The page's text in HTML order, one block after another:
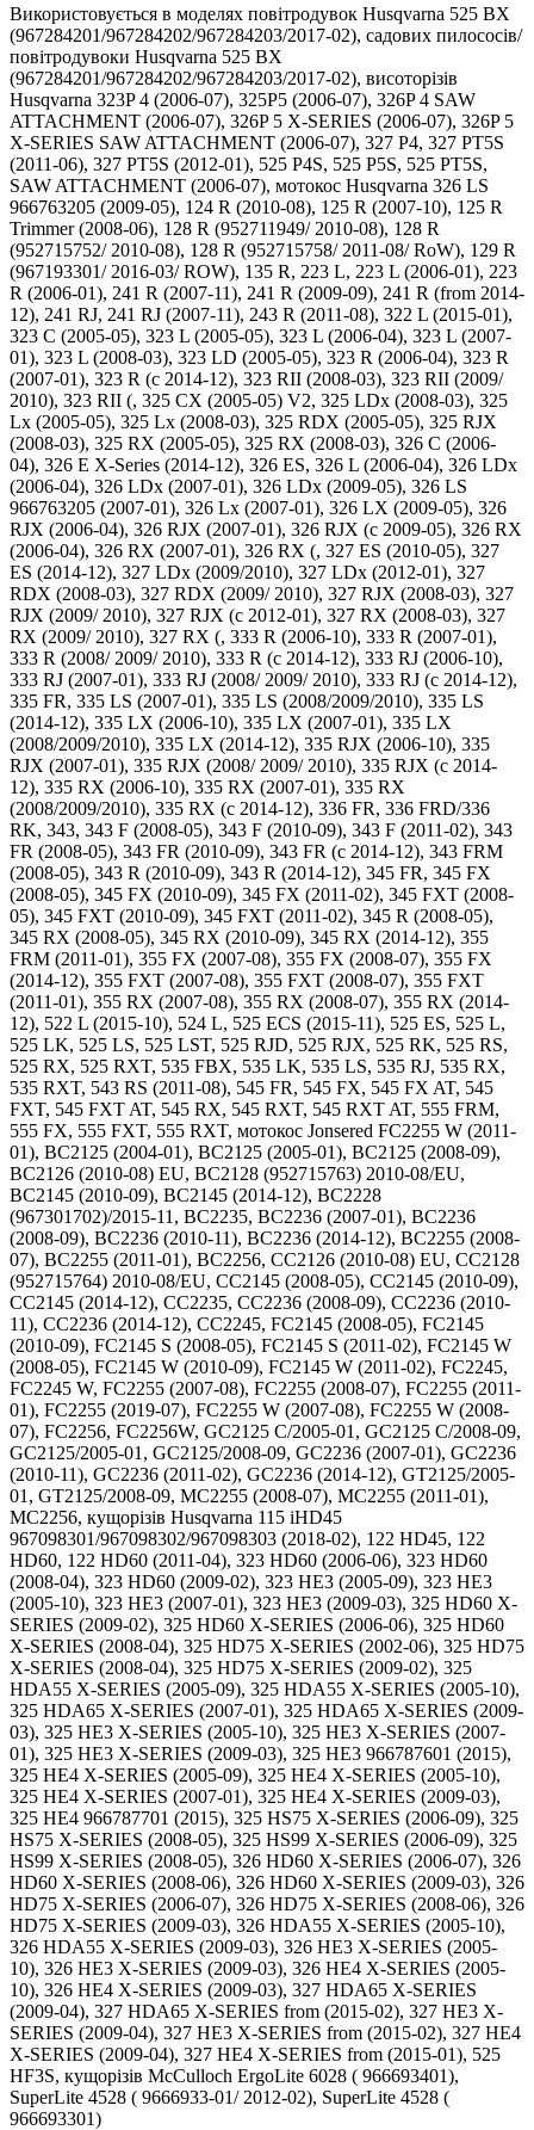
Використовується в моделях повітродувок Husqvarna 525 BX
(967284201/967284202/967284203/2017-02), садових пилососів/
повітродувоки Husqvarna 525 BX
(967284201/967284202/967284203/2017-02), висоторізів
Husqvarna 323P 4 (2006-07), 325P5 (2006-07), 326P 4 SAW
ATTACHMENT (2006-07), 326P 5 X-SERIES (2006-07), 326P 5
X-SERIES SAW ATTACHMENT (2006-07), 327 P4, 327 PT5S
(2011-06), 327 PT5S (2012-01), 525 P4S, 525 P5S, 525 PT5S,
SAW ATTACHMENT (2006-07), мотокос Husqvarna 326 LS
966763205 (2009-05), 124 R (2010-08), 125 R (2007-10), 125 R
Trimmer (2008-06), 128 R (952711949/ 2010-08), 128 R
(952715752/ 2010-08), 128 R (952715758/ 2011-08/ RoW), 129 R
(967193301/ 2016-03/ ROW), 135 R, 223 L, 223 L (2006-01), 223
R (2006-01), 241 R (2007-11), 241 R (2009-09), 241 R (from 2014-
12), 241 RJ, 241 RJ (2007-11), 243 R (2011-08), 322 L (2015-01),
323 C (2005-05), 323 L (2005-05), 323 L (2006-04), 323 L (2007-
01), 323 L (2008-03), 323 LD (2005-05), 323 R (2006-04), 323 R
(2007-01), 323 R (c 2014-12), 323 RII (2008-03), 323 RII (2009/
2010), 323 RII (, 325 CX (2005-05) V2, 325 LDx (2008-03), 325
Lx (2005-05), 325 Lx (2008-03), 325 RDX (2005-05), 325 RJX
(2008-03), 325 RX (2005-05), 325 RX (2008-03), 326 C (2006-
04), 326 E X-Series (2014-12), 326 ES, 326 L (2006-04), 326 LDx
(2006-04), 326 LDx (2007-01), 326 LDx (2009-05), 326 LS
966763205 (2007-01), 326 Lx (2007-01), 326 LX (2009-05), 326
RJX (2006-04), 326 RJX (2007-01), 326 RJX (c 2009-05), 326 RX
(2006-04), 326 RX (2007-01), 326 RX (, 327 ES (2010-05), 327
ES (2014-12), 327 LDx (2009/2010), 327 LDx (2012-01), 327
RDX (2008-03), 327 RDX (2009/ 2010), 327 RJX (2008-03), 327
RJX (2009/ 2010), 327 RJX (c 2012-01), 327 RX (2008-03), 327
RX (2009/ 2010), 327 RX (, 333 R (2006-10), 333 R (2007-01),
333 R (2008/ 2009/ 2010), 333 R (c 2014-12), 333 RJ (2006-10),
333 RJ (2007-01), 333 RJ (2008/ 2009/ 2010), 333 RJ (c 2014-12),
335 FR, 335 LS (2007-01), 335 LS (2008/2009/2010), 335 LS
(2014-12), 335 LX (2006-10), 335 LX (2007-01), 335 LX
(2008/2009/2010), 335 LX (2014-12), 335 RJX (2006-10), 335
RJX (2007-01), 335 RJX (2008/ 2009/ 2010), 335 RJX (c 2014-
12), 335 RX (2006-10), 335 RX (2007-01), 335 RX
(2008/2009/2010), 335 RX (c 2014-12), 336 FR, 336 FRD/336
RK, 343, 343 F (2008-05), 343 F (2010-09), 343 F (2011-02), 343
FR (2008-05), 343 FR (2010-09), 343 FR (c 2014-12), 343 FRM
(2008-05), 343 R (2010-09), 343 R (2014-12), 345 FR, 345 FX
(2008-05), 345 FX (2010-09), 345 FX (2011-02), 345 FXT (2008-
05), 345 FXT (2010-09), 345 FXT (2011-02), 345 R (2008-05),
345 RX (2008-05), 345 RX (2010-09), 345 RX (2014-12), 355
FRM (2011-01), 355 FX (2007-08), 355 FX (2008-07), 355 FX
(2014-12), 355 FXT (2007-08), 355 FXT (2008-07), 355 FXT
(2011-01), 355 RX (2007-08), 355 RX (2008-07), 355 RX (2014-
12), 522 L (2015-10), 524 L, 525 ECS (2015-11), 525 ES, 525 L,
525 LK, 525 LS, 525 LST, 525 RJD, 525 RJX, 525 RK, 525 RS,
525 RX, 525 RXT, 535 FBX, 535 LK, 535 LS, 535 RJ, 535 RX,
535 RXT, 543 RS (2011-08), 545 FR, 545 FX, 545 FX AT, 545
FXT, 545 FXT AT, 545 RX, 545 RXT, 545 RXT AT, 555 FRM,
555 FX, 555 FXT, 555 RXT, мотокос Jonsered FC2255 W (2011-
01), BC2125 (2004-01), BC2125 (2005-01), BC2125 (2008-09),
BC2126 (2010-08) EU, BC2128 (952715763) 2010-08/EU,
BC2145 (2010-09), BC2145 (2014-12), BC2228
(967301702)/2015-11, BC2235, BC2236 (2007-01), BC2236
(2008-09), BC2236 (2010-11), BC2236 (2014-12), BC2255 (2008-
07), BC2255 (2011-01), BC2256, CC2126 (2010-08) EU, CC2128
(952715764) 2010-08/EU, CC2145 (2008-05), CC2145 (2010-09),
CC2145 (2014-12), CC2235, CC2236 (2008-09), CC2236 (2010-
11), CC2236 (2014-12), CC2245, FC2145 (2008-05), FC2145
(2010-09), FC2145 S (2008-05), FC2145 S (2011-02), FC2145 W
(2008-05), FC2145 W (2010-09), FC2145 W (2011-02), FC2245,
FC2245 W, FC2255 (2007-08), FC2255 (2008-07), FC2255 (2011-
01), FC2255 (2019-07), FC2255 W (2007-08), FC2255 W (2008-
07), FC2256, FC2256W, GC2125 C/2005-01, GC2125 C/2008-09,
GC2125/2005-01, GC2125/2008-09, GC2236 (2007-01), GC2236
(2010-11), GC2236 (2011-02), GC2236 (2014-12), GT2125/2005-
01, GT2125/2008-09, MC2255 (2008-07), MC2255 (2011-01),
MC2256, кущорізів Husqvarna 115 iHD45
967098301/967098302/967098303 (2018-02), 122 HD45, 122
HD60, 122 HD60 (2011-04), 323 HD60 (2006-06), 323 HD60
(2008-04), 323 HD60 (2009-02), 323 HE3 (2005-09), 323 HE3
(2005-10), 323 HE3 (2007-01), 323 HE3 (2009-03), 325 HD60 X-
SERIES (2009-02), 325 HD60 X-SERIES (2006-06), 325 HD60
X-SERIES (2008-04), 325 HD75 X-SERIES (2002-06), 325 HD75
X-SERIES (2008-04), 325 HD75 X-SERIES (2009-02), 325
HDA55 X-SERIES (2005-09), 325 HDA55 X-SERIES (2005-10),
325 HDA65 X-SERIES (2007-01), 325 HDA65 X-SERIES (2009-
03), 325 HE3 X-SERIES (2005-10), 325 HE3 X-SERIES (2007-
01), 325 HE3 X-SERIES (2009-03), 325 HE3 966787601 (2015),
325 HE4 X-SERIES (2005-09), 325 HE4 X-SERIES (2005-10),
325 HE4 X-SERIES (2007-01), 325 HE4 X-SERIES (2009-03),
325 HE4 966787701 (2015), 325 HS75 X-SERIES (2006-09), 325
HS75 X-SERIES (2008-05), 325 HS99 X-SERIES (2006-09), 325
HS99 X-SERIES (2008-05), 326 HD60 X-SERIES (2006-07), 326
HD60 X-SERIES (2008-06), 326 HD60 X-SERIES (2009-03), 326
HD75 X-SERIES (2006-07), 326 HD75 X-SERIES (2008-06), 326
HD75 X-SERIES (2009-03), 326 HDA55 X-SERIES (2005-10),
326 HDA55 X-SERIES (2009-03), 326 HE3 X-SERIES (2005-
10), 326 HE3 X-SERIES (2009-03), 326 HE4 X-SERIES (2005-
10), 326 HE4 X-SERIES (2009-03), 327 HDA65 X-SERIES
(2009-04), 327 HDA65 X-SERIES from (2015-02), 327 HE3 X-
SERIES (2009-04), 327 HE3 X-SERIES from (2015-02), 327 HE4
X-SERIES (2009-04), 327 HE4 X-SERIES from (2015-01), 525
HF3S, кущорізів McCulloch ErgoLite 6028 ( 966693401),
SuperLite 4528 ( 9666933-01/ 2012-02), SuperLite 4528 (
966693301)